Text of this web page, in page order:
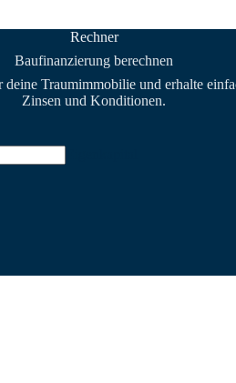
Rechner
Baufinanzierung berechnen
Traumimmobilie und erhalte
Zinsen und Konditionen.